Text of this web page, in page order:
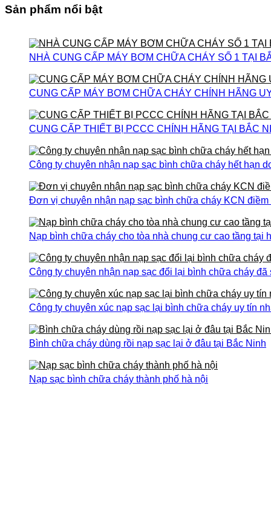
Sản phẩm nổi bật
NHÀ CUNG CẤP MÁY BƠM CHỮA CHÁY SỐ 1 TẠI
CUNG CẤP MÁY BƠM CHỮA CHÁY CHÍNH HÃNG
CUNG CẤP THIẾT BỊ PCCC CHÍNH HÃNG TẠI BẮC
Công ty chuyên nhận nạp sạc bình chữa cháy hết hạn
Đơn vị chuyên nhận nạp sạc bình chữa cháy KCN
Nạp bình chữa cháy cho tòa nhà chung cư cao tầng tại
Công ty chuyên nhận nạp sạc đổi lại bình chữa cháy
Công ty chuyên xúc nạp sạc lại bình chữa cháy uy tín
Bình chữa cháy dùng rồi nạp sạc lại ở đâu tại Bắc Ninh
Nạp sạc bình chữa cháy thành phố hà nội